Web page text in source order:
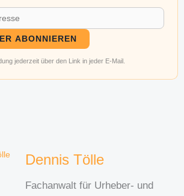
ABONNIEREN
jederzeit über den Link in jeder E-Mail.
Dennis Tölle
Fachanwalt für Urheber- und